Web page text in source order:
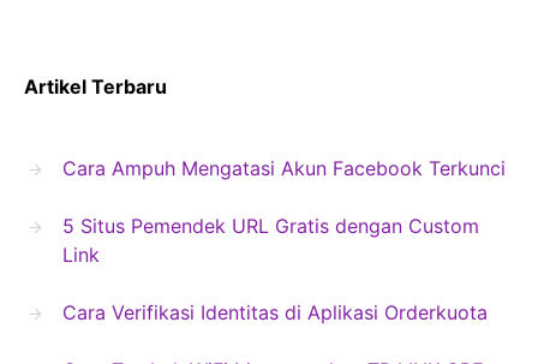
Artikel Terbaru
Cara Ampuh Mengatasi Akun Facebook Terkunci
5 Situs Pemendek URL Gratis dengan Custom
Link
Cara Verifikasi Identitas di Aplikasi Orderkuota